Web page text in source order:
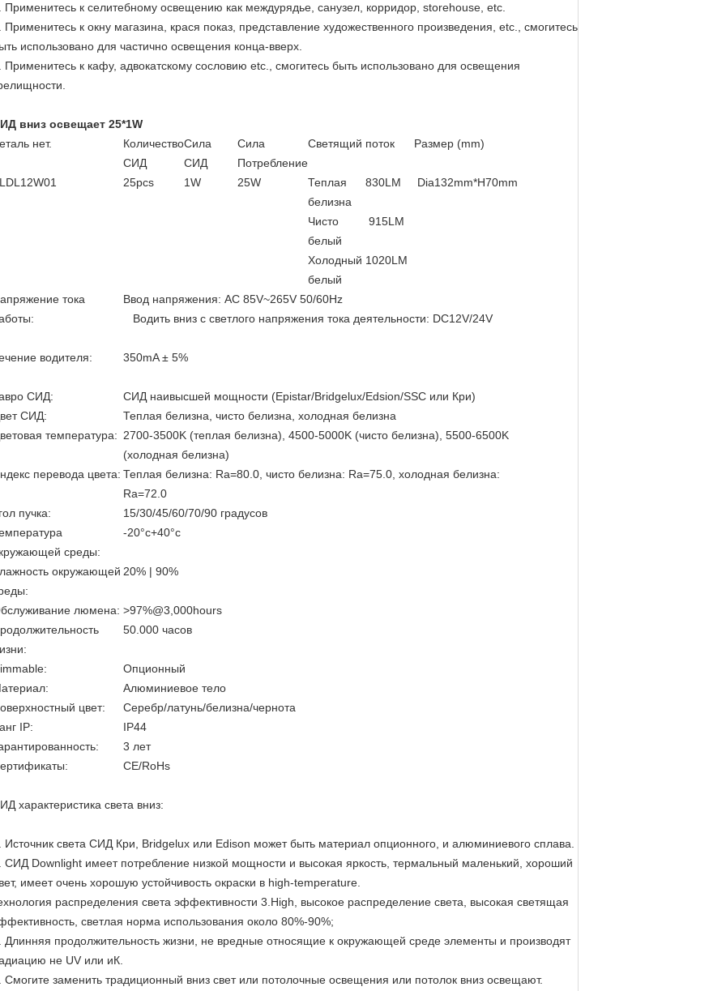
Применитесь к селитебному освещению как междурядье, санузел, корридор, storehouse, etc.
Применитесь к окну магазина, крася показ, представление художественного произведения, etc., смогитесь
использовано для частично освещения конца-вверх.
Применитесь к кафу, адвокатскому сословию etc., смогитесь быть использовано для освещения
вниз освещает 25*1W
нет.
Количество
СИД
Сила
СИД
Сила
Потребление
Светящий поток Размер (mm)
25pcs 1W 25W
Теплая
белизна
830LM Dia132mm*H70mm
Чисто
белый
915LM
Холодный
белый
1020LM
тока
водителя:
Ввод напряжения: AC 85V~265V 50/60Hz
Водить вниз с светлого напряжения тока деятельности: DC12V/24V
350mA ± 5%
СИД:
СИД наивысшей мощности (Epistar/Bridgelux/Edsion/SSC или Кри)
СИД:
Теплая белизна, чисто белизна, холодная белизна
температура: 2700-3500K (теплая белизна), 4500-5000K (чисто белизна), 5500-6500K
(холодная белизна)
перевода цвета: Теплая белизна: Ra=80.0, чисто белизна: Ra=75.0, холодная белизна:
Ra=72.0
пучка:
15/30/45/60/70/90 градусов
среды:
-20°c+40°c
окружающей 20% | 90%
люмена: >97%@3,000hours
50.000 часов
Опционный
Алюминиевое тело
цвет:
Серебр/латунь/белизна/чернота
IP:
IP44
3 лет
CE/RoHs
характеристика света вниз:
Источник света СИД Кри, Bridgelux или Edison может быть материал опционного, и алюминиевого сплава.
СИД Downlight имеет потребление низкой мощности и высокая яркость, термальный маленький, хороший
имеет очень хорошую устойчивость окраски в high-temperature.
распределения света эффективности 3.High, высокое распределение света, высокая светящая
светлая норма использования около 80%-90%;
Длинняя продолжительность жизни, не вредные относящие к окружающей среде элементы и производят
не UV или иК.
Смогите заменить традиционный вниз свет или потолочные освещения или потолок вниз освещают.